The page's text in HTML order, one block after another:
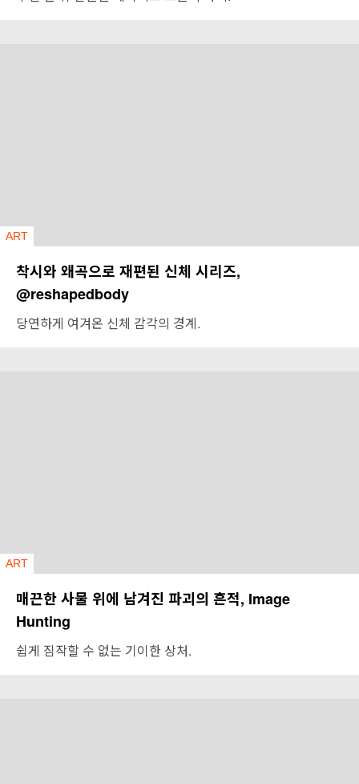
ART
착시와 왜곡으로 재편된 신체 시리즈,
@reshapedbody
당연하게 여겨온 신체 감각의 경계.
ART
매끈한 사물 위에 남겨진 파괴의 흔적, Image
Hunting
쉽게 짐작할 수 없는 기이한 상처.